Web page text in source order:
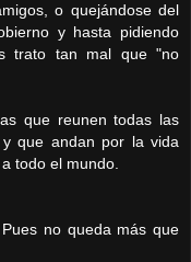
o quejándose del
y hasta pidiendo
trato tan mal que "no
que reunen todas las
y que andan por la vida
todo el mundo.
no queda más que